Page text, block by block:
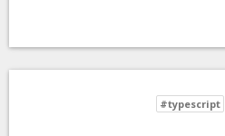
#typescript